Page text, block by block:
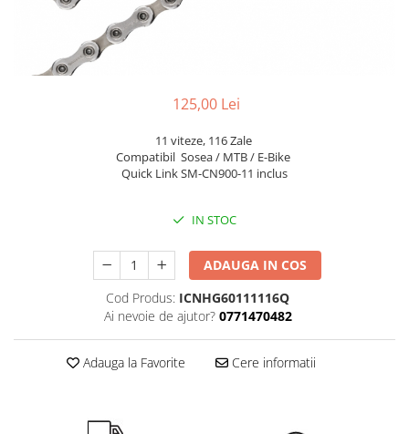
Reflectorizante
Roti ajutatoare
Manete schimbator
Saboti si placute
Schimbatoare fata
Schimbatoare si accesorii
Sei
125,00 Lei
11 viteze, 116 Zale
Compatibil Sosea / MTB / E-Bike
Quick Link SM-CN900-11 inclus
IN STOC
ADAUGA IN COS
Cod Produs: ICNHG60111116Q
Ai nevoie de ajutor? 0771470482
Adauga la Favorite Cere informatii